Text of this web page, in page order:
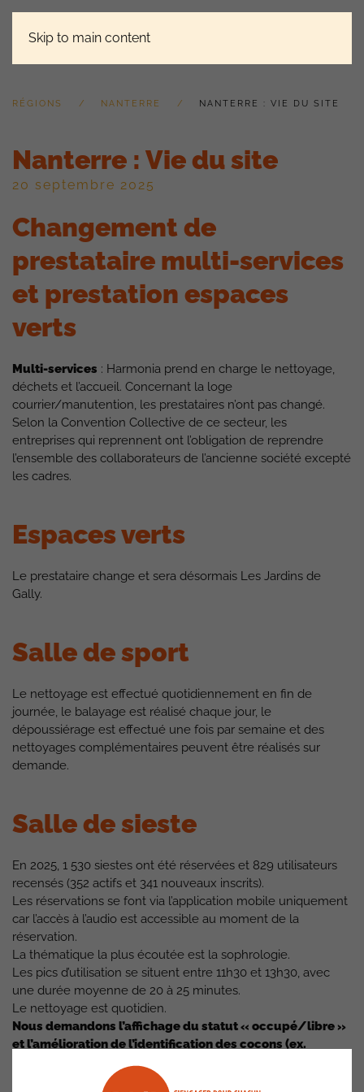
Skip to main content
RÉGIONS NANTERRE NANTERRE : VIE DU SITE
Nanterre : Vie du site
20 septembre 2025
Changement de
prestataire multi-services
et prestation espaces
verts
Multi-services : Harmonia prend en charge le nettoyage,
déchets et l’accueil. Concernant la loge
courrier/manutention, les prestataires n’ont pas changé.
Selon la Convention Collective de ce secteur, les
entreprises qui reprennent ont l’obligation de reprendre
l’ensemble des collaborateurs de l’ancienne société excepté
les cadres.
Espaces verts
Le prestataire change et sera désormais Les Jardins de
Gally.
Salle de sport
Le nettoyage est effectué quotidiennement en fin de
journée, le balayage est réalisé chaque jour, le
dépoussiérage est effectué une fois par semaine et des
nettoyages complémentaires peuvent être réalisés sur
demande.
Salle de sieste
En 2025, 1 530 siestes ont été réservées et 829 utilisateurs
recensés (352 actifs et 341 nouveaux inscrits).
Les réservations se font via l’application mobile uniquement
car l’accès à l’audio est accessible au moment de la
réservation.
La thématique la plus écoutée est la sophrologie.
Les pics d’utilisation se situent entre 11h30 et 13h30, avec
une durée moyenne de 20 à 25 minutes.
Le nettoyage est quotidien.
Nous demandons l’affichage du statut « occupé/libre »
et l’amélioration de l’identification des cocons (ex.
ainsi que le changement du matelas
éventré et un changement hebdomadaire des housses.